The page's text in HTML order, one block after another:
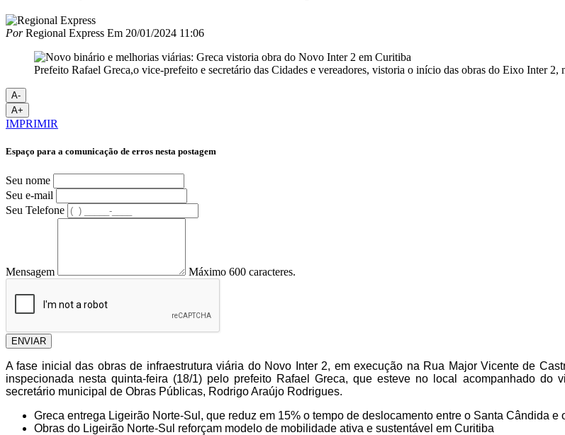
PorRegional Express Em 20/01/2024 11:06
Prefeito Rafael Greca,o vice-prefeito e secretário das Cidades e vereadores, vistoria o início das obras do Eixo Inter
A-
A+
IMPRIMIR
Espaço para a comunicação de erros nesta postagem
Seu nome
Seu e-mail
Seu Telefone
Mensagem Máximo 600 caracteres.
ENVIAR
A fase inicial das obras de infraestrutura viária do Novo Inter 2, em execução na Rua Major Vicente de
inspecionada nesta quinta-feira (18/1) pelo prefeito Rafael Greca, que esteve no local acompanhado
secretário municipal de Obras Públicas, Rodrigo Araújo Rodrigues.
Greca entrega Ligeirão Norte-Sul, que reduz em 15% o tempo de deslocamento entre o Santa Cândida e
Obras do Ligeirão Norte-Sul reforçam modelo de mobilidade ativa e sustentável em Curitiba